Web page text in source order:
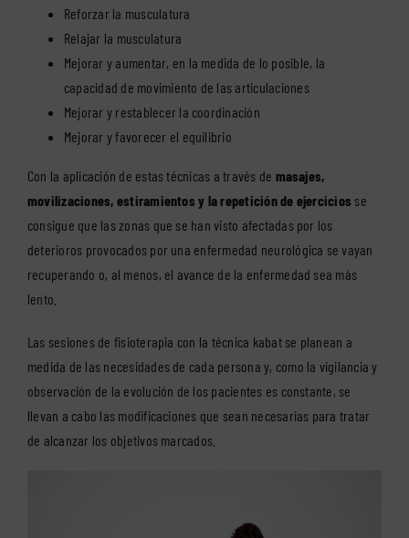
Reforzar la musculatura
Relajar la musculatura
Mejorar y aumentar, en la medida de lo posible, la
capacidad de movimiento de las articulaciones
Mejorar y restablecer la coordinación
Mejorar y favorecer el equilibrio
Con la aplicación de estas técnicas a través de masajes,
movilizaciones, estiramientos y la repetición de ejercicios se
consigue que las zonas que se han visto afectadas por los
deterioros provocados por una enfermedad neurológica se vayan
recuperando o, al menos, el avance de la enfermedad sea más
lento.
Las sesiones de fisioterapia con la técnica kabat se planean a
medida de las necesidades de cada persona y, como la vigilancia y
observación de la evolución de los pacientes es constante, se
llevan a cabo las modificaciones que sean necesarias para tratar
de alcanzar los objetivos marcados.